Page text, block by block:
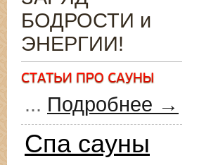
БОДРОСТИ и
ЭНЕРГИИ!
... Подробнее →
Спа сауны